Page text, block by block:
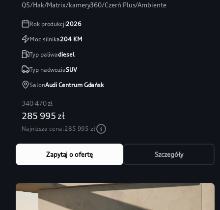
Q5/Hak/Matrix/kamery360/Czerń Plus/Ambiente
Rok produkcji2026
Moc silnika204KM
Typ paliwadiesel
Typ nadwoziaSUV
SalonAudi Centrum Gdańsk
340 470 zł
285 995 zł
Najniższa cena:285 995 zł
Zapytaj o ofertę Szczegóły